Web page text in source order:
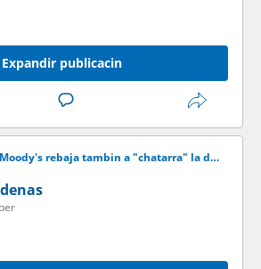
Expandir publicacin
Moody's rebaja tambin a "chatarra" la deuda de la elctrica de Puerto Rico